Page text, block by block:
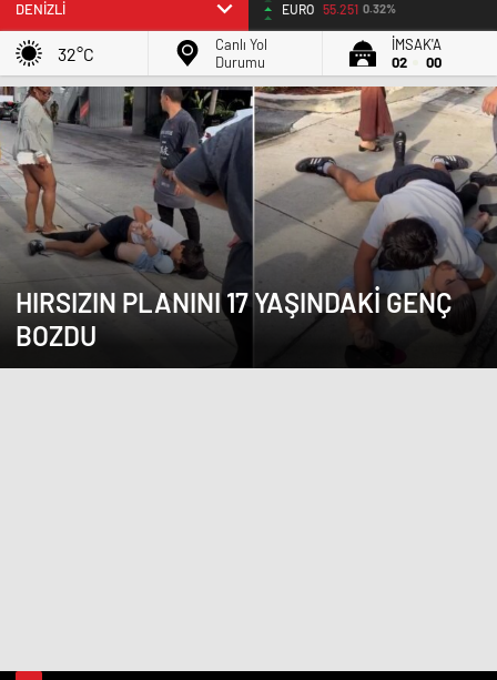
ALTIN 6.66 2,59%
32°C
Canlı Yol
Durumu
İMSAK'A
02
00
HIRSIZIN PLANINI 17 YAŞINDAKI GENÇ
BOZDU